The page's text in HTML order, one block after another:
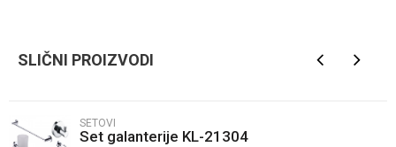
Poruka
SLIČNI PROIZVODI
SETOVI
Set galanterije KL-21304